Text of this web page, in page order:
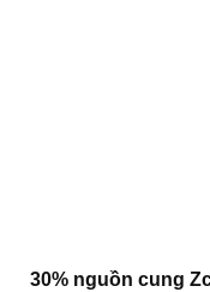
30% nguồn cung